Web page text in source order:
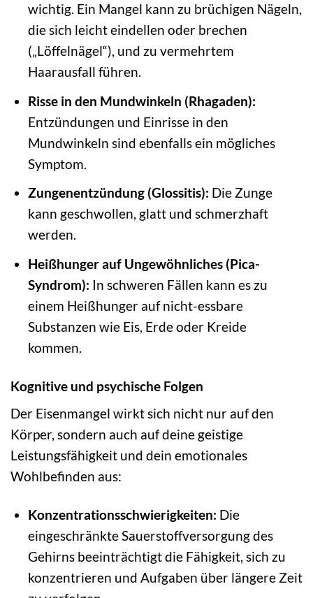
wichtig. Ein Mangel kann zu brüchigen Nägeln,
die sich leicht eindellen oder brechen
(„Löffelnägel“), und zu vermehrtem
Haarausfall führen.
Risse in den Mundwinkeln (Rhagaden):
Entzündungen und Einrisse in den
Mundwinkeln sind ebenfalls ein mögliches
Symptom.
Zungenentzündung (Glossitis): Die Zunge
kann geschwollen, glatt und schmerzhaft
werden.
Heißhunger auf Ungewöhnliches (Pica-
Syndrom): In schweren Fällen kann es zu
einem Heißhunger auf nicht-essbare
Substanzen wie Eis, Erde oder Kreide
kommen.
Kognitive und psychische Folgen
Der Eisenmangel wirkt sich nicht nur auf den
Körper, sondern auch auf deine geistige
Leistungsfähigkeit und dein emotionales
Wohlbefinden aus:
Konzentrationsschwierigkeiten: Die
eingeschränkte Sauerstoffversorgung des
Gehirns beeinträchtigt die Fähigkeit, sich zu
konzentrieren und Aufgaben über längere Zeit